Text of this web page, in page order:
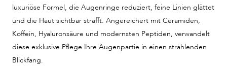
luxuriöse Formel, die Augenringe reduziert, feine Linien glättet
und die Haut sichtbar strafft. Angereichert mit Ceramiden,
Koffein, Hyaluronsäure und modernsten Peptiden, verwandelt
diese exklusive Pflege Ihre Augenpartie in einen strahlenden
Blickfang.